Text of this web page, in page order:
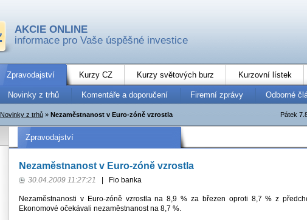
AKCIE ONLINE
informace pro Vaše úspěšné investice
Zpravodajství Kurzy CZ Kurzy světových burz Kurzovní lístek
Novinky z trhů Komentáře a doporučení Firemní zprávy Odborné
Pátek
Novinky z trhů » Nezaměstnanost v Euro-zóně vzrostla
Zpravodajství
Nezaměstnanost v Euro-zóně vzrostla
30.04.2009 11:27:21 Fio banka
Nezaměstnanosti v Euro-zóně vzrostla na 8,9 % za březen oproti 8,7 % z
Ekonomové očekávali nezaměstnanost na 8,7 %.